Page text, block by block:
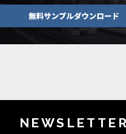
NEWSLETTER